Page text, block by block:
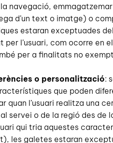
navegació,
d’un text o imatge) o
estaran exceptuades
per l’usuari, com ocorre en
per a finalitats no
o personalització:
que poden
quan l’usuari realitza una
servei o de la regió des
qui tria aquestes
les galetes estaran